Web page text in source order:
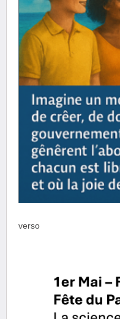
verso